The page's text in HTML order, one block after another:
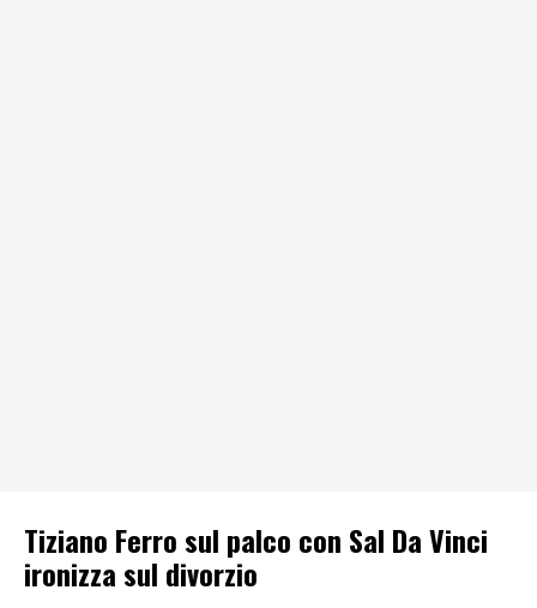
Tiziano Ferro sul palco con Sal Da Vinci
ironizza sul divorzio